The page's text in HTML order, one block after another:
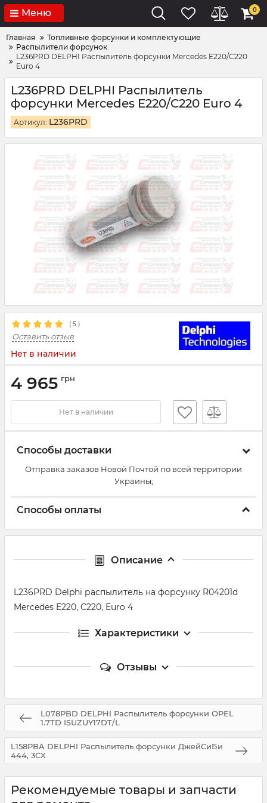
Меню 0
Главная
Топливные форсунки и комплектующие
Распылители форсунок
L236PRD DELPHI Распылитель форсунки Mercedes E220/C220
Euro 4
L236PRD DELPHI Распылитель
форсунки Mercedes E220/C220 Euro 4
Артикул: L236PRD
( 5 )
Оставить отзыв
Нет в наличии
4 965 грн
Нет в наличии
Способы доставки
Отправка заказов Новой Почтой по всей территории
Украины;
Способы оплаты
Описание
L236PRD Delphi распылитель на форсунку R04201d
Mercedes E220, C220, Euro 4
Характеристики
Отзывы
L078PBD DELPHI Распылитель форсунки OPEL
1.7TD ISUZUY17DT/L
L158PBA DELPHI Распылитель форсунки ДжейСиБи
444, 3CX
Рекомендуемые товары и запчасти